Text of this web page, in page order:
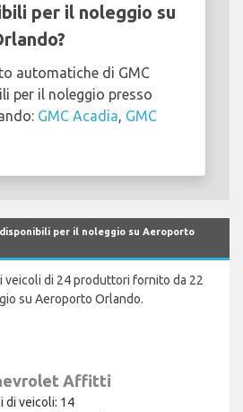
per il noleggio su
automatiche di GMC
per il noleggio presso
GMC Acadia, GMC
per il noleggio su Aeroporto
veicoli di 24 produttori fornito da 22
su Aeroporto Orlando.
Affitti
di veicoli: 14